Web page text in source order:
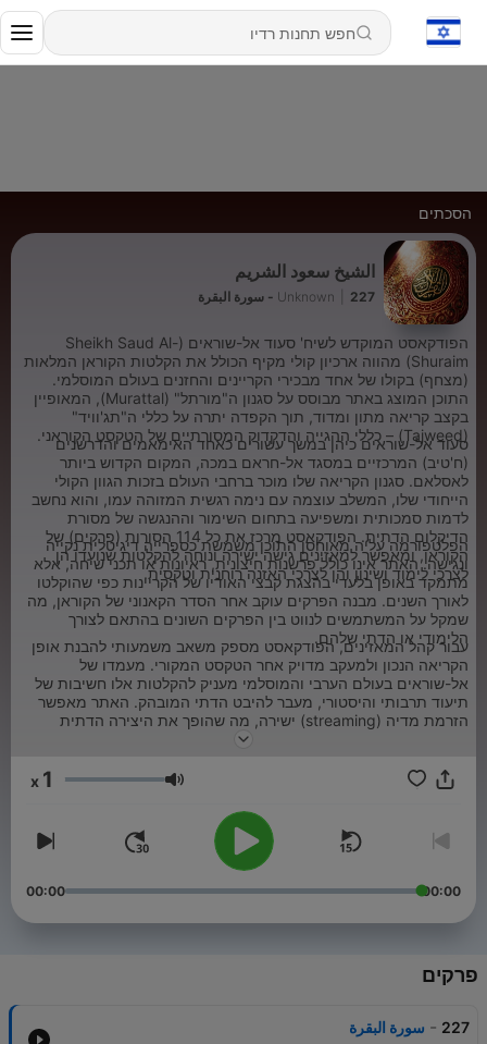
הסכתים
الشيخ سعود الشريم
Unknown 227 - سورة البقرة
הפודקאסט המוקדש לשיח' סעוד אל-שוראים (Sheikh Saud Al-
Shuraim) מהווה ארכיון קולי מקיף הכולל את הקלטות הקוראן המלאות
(מצחף) בקולו של אחד מבכירי הקריינים והחזנים בעולם המוסלמי.
התוכן המוצג באתר מבוסס על סגנון ה"מורתל" (Murattal), המאופיין
בקצב קריאה מתון ומדוד, תוך הקפדה יתרה על כללי ה"תג'וויד"
(Tajweed) – כללי ההגייה והדקדוק המסורתיים של הטקסט הקוראני.
סעוד אל-שוראים כיהן במשך עשורים כאחד האימאמים והדרשנים
(ח'טיב) המרכזיים במסגד אל-חראם במכה, המקום הקדוש ביותר
לאסלאם. סגנון הקריאה שלו מוכר ברחבי העולם בזכות הגוון הקולי
הייחודי שלו, המשלב עוצמה עם נימה רגשית המזוהה עמו, והוא נחשב
לדמות סמכותית ומשפיעה בתחום השימור וההנגשה של מסורת
הדיקלום הדתית. הפודקאסט מרכז את כל 114 הסורות (פרקים) של
הקוראן, ומאפשר למאזינים גישה ישירה ונוחה להקלטות שנועדו הן
לצרכי לימוד ושינון והן לצרכי האזנה רוחנית וטקסית.
הפלטפורמה עליה מאוחסן התוכן משמשת כספרייה דיגיטלית נקייה
ונגישה. האתר אינו כולל פרשנות חיצונית, ראיונות או תכני שיחה, אלא
מתמקד באופן בלעדי בהצגת קבצי האודיו של הקריינות כפי שהוקלטו
לאורך השנים. מבנה הפרקים עוקב אחר הסדר הקאנוני של הקוראן, מה
שמקל על המשתמשים לנווט בין הפרקים השונים בהתאם לצורך
הלימודי או הדתי שלהם.
עבור קהל המאזינים, הפודקאסט מספק משאב משמעותי להבנת אופן
הקריאה הנכון ולמעקב מדויק אחר הטקסט המקורי. מעמדו של
אל-שוראים בעולם הערבי והמוסלמי מעניק להקלטות אלו חשיבות של
תיעוד תרבותי והיסטורי, מעבר להיבט הדתי המובהק. האתר מאפשר
הזרמת מדיה (streaming) ישירה, מה שהופך את היצירה הדתית
המסורתית לזמינה עבור משתמשים מכל העולם בעידן הדיגיטלי, תוך
של השפה הערבית הספרותית.
עוצמת שמע 1
00:00
00:00
פרקים
227
- سورة البقرة